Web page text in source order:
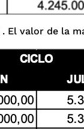
. El valor de la